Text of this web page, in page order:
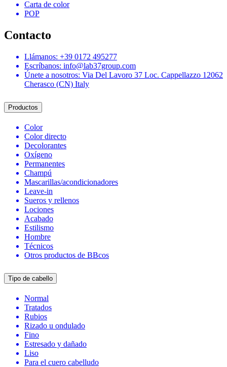
Carta de color
POP
Contacto
Llámanos: +39 0172 495277
Escríbanos: info@lab37group.com
Únete a nosotros: Via Del Lavoro 37 Loc. Cappellazzo 12062
Cherasco (CN) Italy
Productos
Color
Color directo
Decolorantes
Oxígeno
Permanentes
Champú
Mascarillas/acondicionadores
Leave-in
Sueros y rellenos
Lociones
Acabado
Estilismo
Hombre
Técnicos
Otros productos de BBcos
Tipo de cabello
Normal
Tratados
Rubios
Rizado u ondulado
Fino
Estresado y dañado
Liso
Para el cuero cabelludo